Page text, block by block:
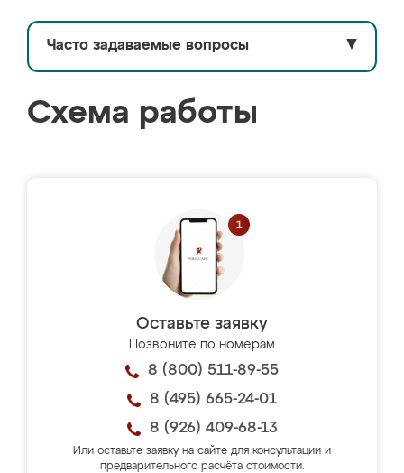
Часто задаваемые вопросы ▼
Схема работы
Оставьте заявку
Позвоните по номерам
8 (800) 511-89-55
8 (495) 665-24-01
8 (926) 409-68-13
Или оставьте заявку на сайте для консультации и
предварительного расчёта стоимости.